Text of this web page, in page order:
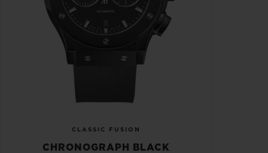
CLASSIC FUSION
CHRONOGRAPH BLACK